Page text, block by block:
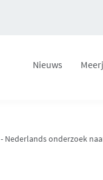
Nieuws
- Nederlands onderzoek